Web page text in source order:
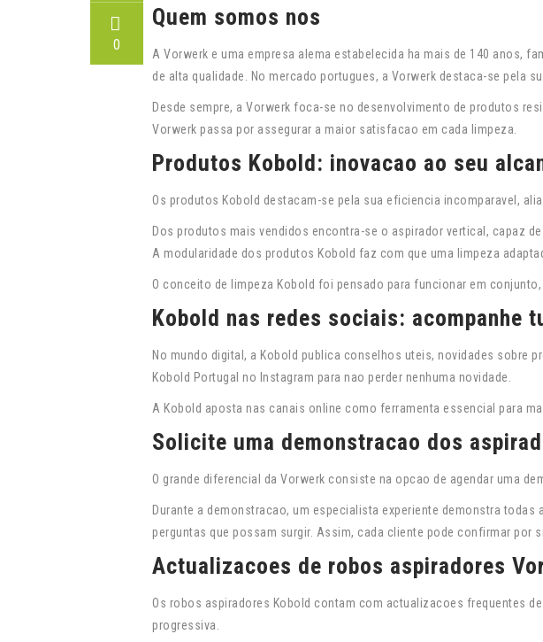
0
Quem somos nos
A Vorwerk e uma empresa alema estabelecida ha mais de 140 anos,
de alta qualidade. No mercado portugues, a Vorwerk destaca-se pela
Desde sempre, a Vorwerk foca-se no desenvolvimento de produtos
Vorwerk passa por assegurar a maior satisfacao em cada limpeza.
Produtos Kobold: inovacao ao seu
Os produtos Kobold destacam-se pela sua eficiencia incomparavel,
Dos produtos mais vendidos encontra-se o aspirador vertical, capaz
A modularidade dos produtos Kobold faz com que uma limpeza
O conceito de limpeza Kobold foi pensado para funcionar em
Kobold nas redes sociais: acompanhe
No mundo digital, a Kobold publica conselhos uteis, novidades sobre
Kobold Portugal no Instagram para nao perder nenhuma novidade.
A Kobold aposta nas canais online como ferramenta essencial para
Solicite uma demonstracao dos
O grande diferencial da Vorwerk consiste na opcao de agendar uma
Durante a demonstracao, um especialista experiente demonstra
perguntas que possam surgir. Assim, cada cliente pode confirmar por
Actualizacoes de robos aspiradores
Os robos aspiradores Kobold contam com actualizacoes frequentes
progressiva.